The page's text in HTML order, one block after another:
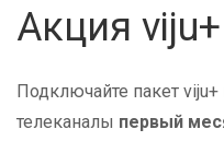
Акция viju+
Подключайте пакет viju+
телеканалы первый